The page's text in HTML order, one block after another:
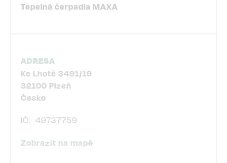
Tepelná čerpadla MAXA
ADRESA
Ke Lhotě 3491/19
32100 Plzeň
Česko
IČ 49737759
Zobrazit na mapě